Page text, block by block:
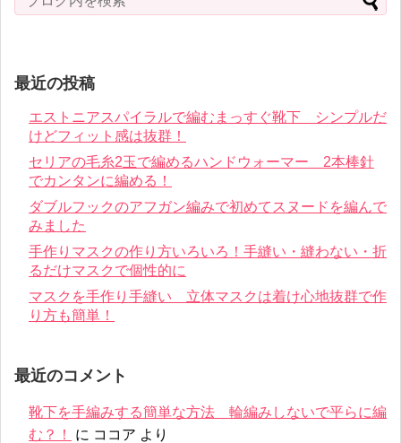
最近の投稿
エストニアスパイラルで編むまっすぐ靴下 シンプルだ
けどフィット感は抜群！
セリアの毛糸2玉で編めるハンドウォーマー 2本棒針
でカンタンに編める！
ダブルフックのアフガン編みで初めてスヌードを編んで
みました
手作りマスクの作り方いろいろ！手縫い・縫わない・折
るだけマスクで個性的に
マスクを手作り手縫い 立体マスクは着け心地抜群で作
り方も簡単！
最近のコメント
靴下を手編みする簡単な方法 輪編みしないで平らに編
む？！
に ココア より